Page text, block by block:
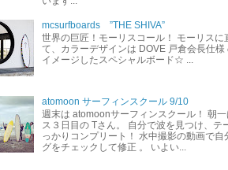
mcsurfboards ”THE SHIVA”
世界の巨匠！モーリスコール！ モーリスに
て、カラーデザインは DOVE 戸倉会長仕様
イメージしたスペシャルボード☆ ...
atomoon サーフィンスクール 9/10
週末は atomoonサーフィンスクール！ 朝
ス３日目の Tさん。 自分で波を見つけ、テ
っかりコンプリート！ 水中撮影の動画で自
グをチェックして修正 。 いよい...